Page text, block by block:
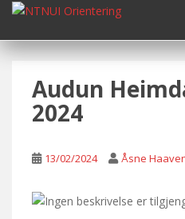
i
Audun
2024
13/02/2024 Åsne